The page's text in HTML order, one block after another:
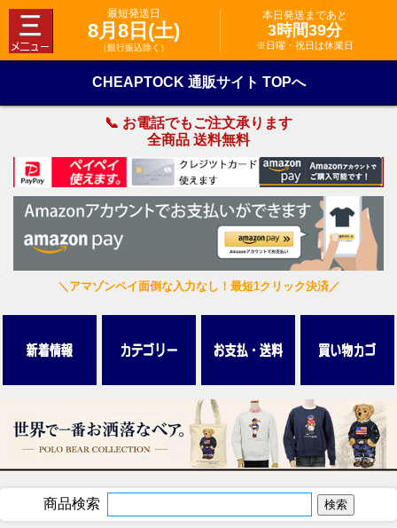
最短発送日
8月8日(土)
（銀行振込除く）
本日発送まであと
3時間39分
※日曜・祝日は休業日
CHEAPTOCK 通販サイト TOPへ
📞 お電話でもご注文承ります
全商品 送料無料
＼アマゾンペイ面倒な入力なし！最短1クリック決済／
商品検索